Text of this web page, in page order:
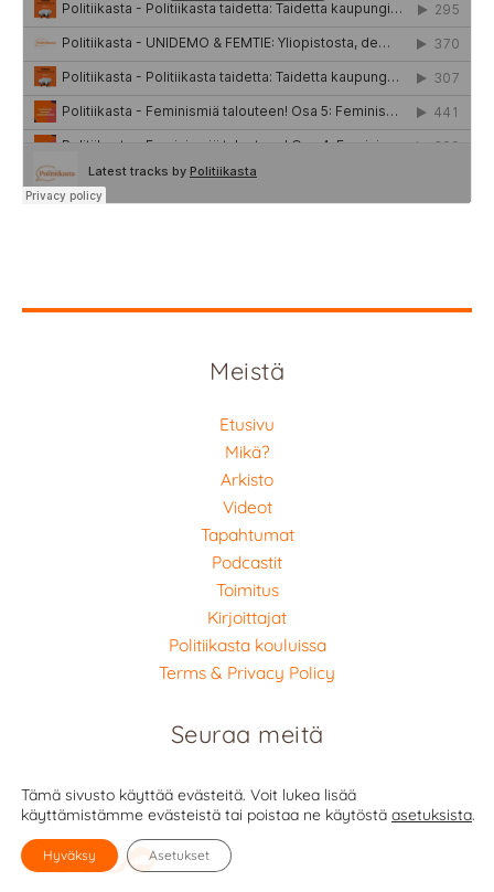
Meistä
Etusivu
Mikä?
Arkisto
Videot
Tapahtumat
Podcastit
Toimitus
Kirjoittajat
Politiikasta kouluissa
Terms & Privacy Policy
Seuraa meitä
Facebook
Twitter
Instagram
Vimeo
SoundCloud
Tämä sivusto käyttää evästeitä. Voit lukea lisää
käyttämistämme evästeistä tai poistaa ne käytöstä asetuksista.
Hyväksy Asetukset